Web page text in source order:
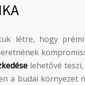
létre, hogy
lehetővé
a budai környezet